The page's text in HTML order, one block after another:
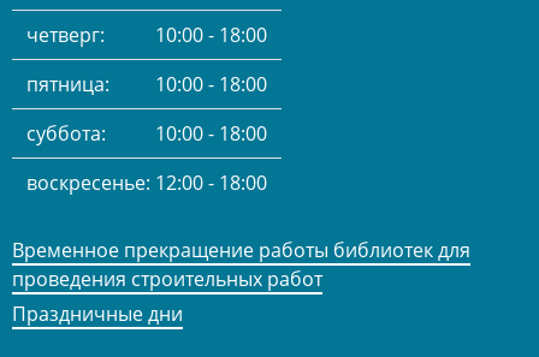
четверг:
10:00 - 18:00
пятница:
10:00 - 18:00
суббота:
10:00 - 18:00
воскресенье: 12:00 - 18:00
Временное прекращение работы библиотек для
проведения строительных работ
Праздничные дни